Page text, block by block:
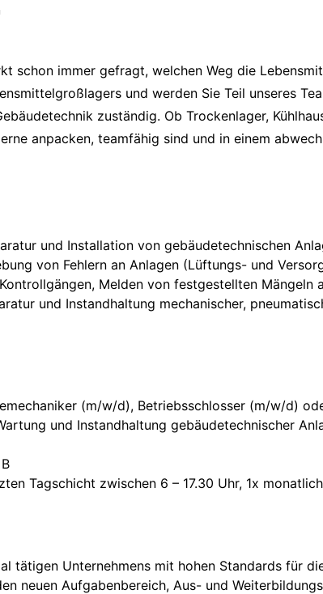
schon immer gefragt, welchen Weg die
und werden Sie Teil unseres
zuständig. Ob Trockenlager,
anpacken, teamfähig sind und in einem
und Installation von gebäudetechnischen
von Fehlern an Anlagen (Lüftungs- und
Melden von festgestellten Mängeln
und Instandhaltung mechanischer,
(m/w/d), Betriebsschlosser (m/w/d)
und Instandhaltung gebäudetechnischer
Tagschicht zwischen 6 – 17.30 Uhr, 1x
tätigen Unternehmens mit hohen Standards für
neuen Aufgabenbereich, Aus- und